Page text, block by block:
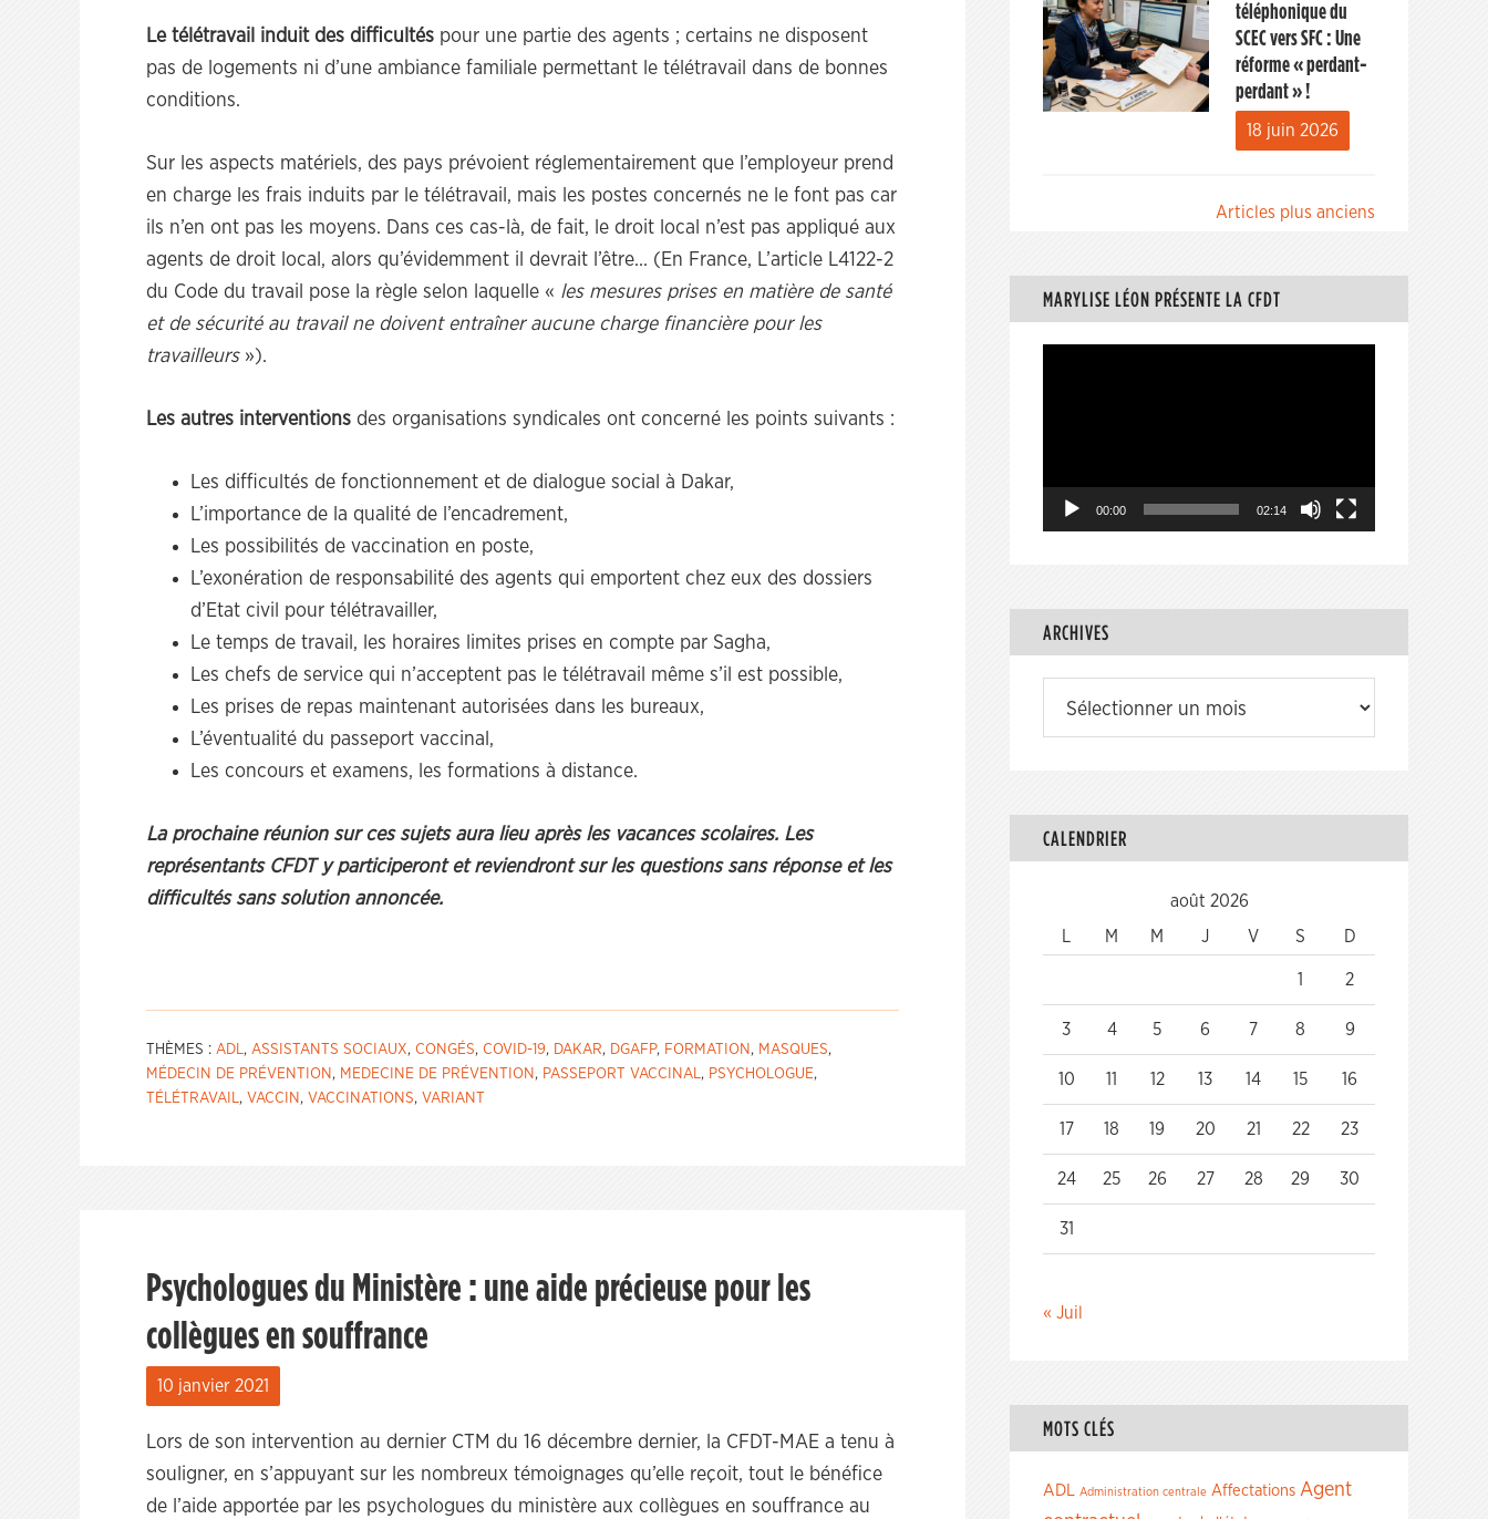
Le télétravail induit des difficultés pour une partie des agents ; certains ne disposent
pas de logements ni d’une ambiance familiale permettant le télétravail dans de bonnes
conditions.
Sur les aspects matériels, des pays prévoient réglementairement que l’employeur prend
en charge les frais induits par le télétravail, mais les postes concernés ne le font pas car
ils n’en ont pas les moyens. Dans ces cas-là, de fait, le droit local n’est pas appliqué aux
agents de droit local, alors qu’évidemment il devrait l’être… (En France, L’article L4122-2
du Code du travail pose la règle selon laquelle « les mesures prises en matière de santé
et de sécurité au travail ne doivent entraîner aucune charge financière pour les
travailleurs»).
Les autres interventions des organisations syndicales ont concerné les points suivants :
Les difficultés de fonctionnement et de dialogue social à Dakar,
L’importance de la qualité de l’encadrement,
Les possibilités de vaccination en poste,
L’exonération de responsabilité des agents qui emportent chez eux des dossiers
d’Etat civil pour télétravailler,
Le temps de travail, les horaires limites prises en compte par Sagha,
Les chefs de service qui n’acceptent pas le télétravail même s’il est possible,
Les prises de repas maintenant autorisées dans les bureaux,
L’éventualité du passeport vaccinal,
Les concours et examens, les formations à distance.
La prochaine réunion sur ces sujets aura lieu après les vacances scolaires. Les
représentants CFDT y participeront et reviendront sur les questions sans réponse et les
difficultés sans solution annoncée.
THÈMES : ADL, ASSISTANTS SOCIAUX, CONGÉS, COVID-19, DAKAR, DGAFP, FORMATION , MASQUES,
MÉDECIN DE PRÉVENTION , MEDECINE DE PRÉVENTION , PASSEPORT VACCINAL, PSYCHOLOGUE,
TÉLÉTRAVAIL, VACCIN , VACCINATIONS, VARIANT
Psychologues du Ministère : une aide précieuse pour les
collègues en souffrance
10 janvier 2021
Lors de son intervention au dernier CTM du 16 décembre dernier, la CFDT-MAE a tenu à
souligner, en s’appuyant sur les nombreux témoignages qu’elle reçoit, tout le bénéfice
de l’aide apportée par les psychologues du ministère aux collègues en souffrance au
téléphonique du
SCEC vers SFC : Une
réforme « perdant-
perdant » !
18 juin 2026
articles
Articles plus anciens
MARYLISE LÉON PRÉSENTE LA CFDT
00:00 02:14
ARCHIVES
CALENDRIER
août 2026
M M J V S D
1 2
3 4 5 6 7 8 9
10 11 12 13 14 15 16
17 18 19 20 21 22 23
24 25 26 27 28 29 30
31
« Juil
MOTS CLÉS
ADL Administration centrale Affectations Agent